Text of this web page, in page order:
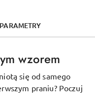
PARAMETRY
wzorem
się od samego
praniu? Poczuj